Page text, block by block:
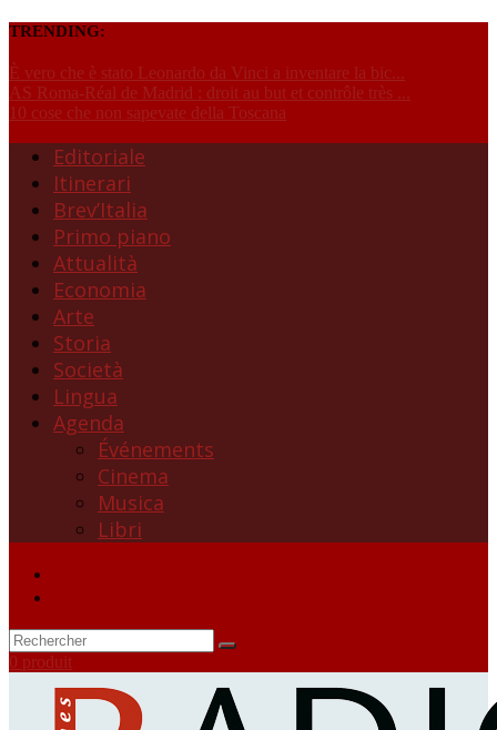
TRENDING:
È vero che è stato Leonardo da Vinci a inventare la bic...
AS Roma-Réal de Madrid : droit au but et contrôle très ...
10 cose che non sapevate della Toscana
Editoriale
Itinerari
Brev’Italia
Primo piano
Attualità
Economia
Arte
Storia
Società
Lingua
Agenda
Événements
Cinema
Musica
Libri
0 produit